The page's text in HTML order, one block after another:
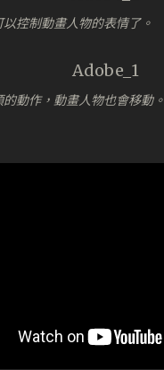
控制動畫人物的表情了。
動作，動畫人物也會移動。